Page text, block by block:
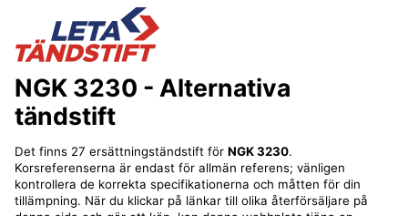
NGK 3230 - Alternativa
tändstift
Det finns 27 ersättningständstift för NGK 3230.
Korsreferenserna är endast för allmän referens; vänligen
kontrollera de korrekta specifikationerna och måtten för din
tillämpning. När du klickar på länkar till olika återförsäljare på